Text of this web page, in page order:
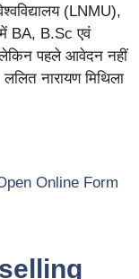
(LNMU),
BA, B.Sc एवं
पहले आवेदन नहीं
नारायण मिथिला
Online Form